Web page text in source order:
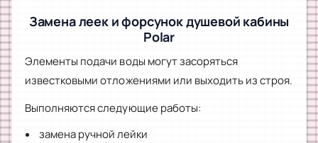
Замена леек и форсунок душевой кабины
Polar
Элементы подачи воды могут засоряться
известковыми отложениями или выходить из строя.
Выполняются следующие работы:
замена ручной лейки